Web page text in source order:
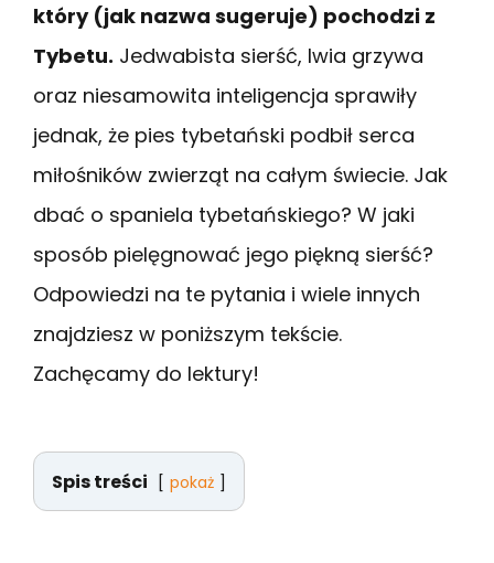
który (jak nazwa sugeruje) pochodzi z
Tybetu. Jedwabista sierść, lwia grzywa
oraz niesamowita inteligencja sprawiły
jednak, że pies tybetański podbił serca
miłośników zwierząt na całym świecie. Jak
dbać o spaniela tybetańskiego? W jaki
sposób pielęgnować jego piękną sierść?
Odpowiedzi na te pytania i wiele innych
znajdziesz w poniższym tekście.
Zachęcamy do lektury!
Spis treści pokaż